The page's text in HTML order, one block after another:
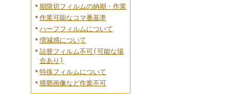
期限切フィルムの納期・作業
作業可能なコマ番基準
ハーフフィルムについて
増減感について
詰替フィルム不可(可能な場
合あり)
特殊フィルムについて
猥褻画像など作業不可